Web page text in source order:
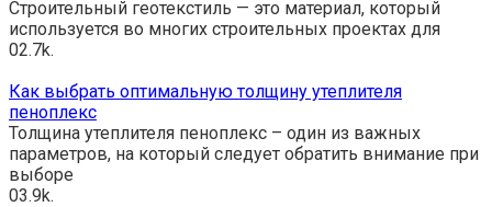
Строительный геотекстиль — это материал, который
используется во многих строительных проектах для
02.7k.
Как выбрать оптимальную толщину утеплителя
пеноплекс
Толщина утеплителя пеноплекс – один из важных
параметров, на который следует обратить внимание при
выборе
03.9k.